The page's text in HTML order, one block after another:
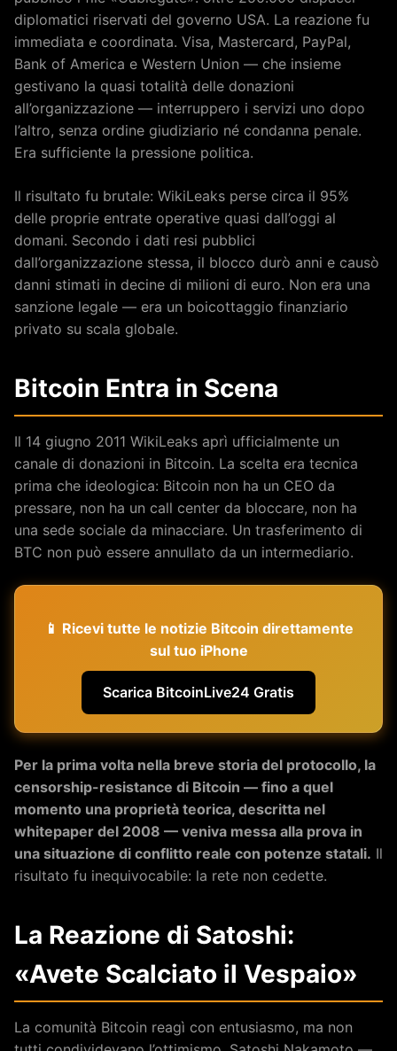
diplomatici riservati del governo USA. La reazione fu
immediata e coordinata. Visa, Mastercard, PayPal,
Bank of America e Western Union — che insieme
gestivano la quasi totalità delle donazioni
all’organizzazione — interruppero i servizi uno dopo
l’altro, senza ordine giudiziario né condanna penale.
Era sufficiente la pressione politica.
Il risultato fu brutale: WikiLeaks perse circa il 95%
delle proprie entrate operative quasi dall’oggi al
domani. Secondo i dati resi pubblici
dall’organizzazione stessa, il blocco durò anni e causò
danni stimati in decine di milioni di euro. Non era una
sanzione legale — era un boicottaggio finanziario
privato su scala globale.
Bitcoin Entra in Scena
Il 14 giugno 2011 WikiLeaks aprì ufficialmente un
canale di donazioni in Bitcoin. La scelta era tecnica
prima che ideologica: Bitcoin non ha un CEO da
pressare, non ha un call center da bloccare, non ha
una sede sociale da minacciare. Un trasferimento di
BTC non può essere annullato da un intermediario.
📱 Ricevi tutte le notizie Bitcoin direttamente
sul tuo iPhone
Scarica BitcoinLive24 Gratis
Per la prima volta nella breve storia del protocollo, la
censorship-resistance di Bitcoin — fino a quel
momento una proprietà teorica, descritta nel
whitepaper del 2008 — veniva messa alla prova in
una situazione di conflitto reale con potenze statali. Il
risultato fu inequivocabile: la rete non cedette.
La Reazione di Satoshi:
«Avete Scalciato il Vespaio»
La comunità Bitcoin reagì con entusiasmo, ma non